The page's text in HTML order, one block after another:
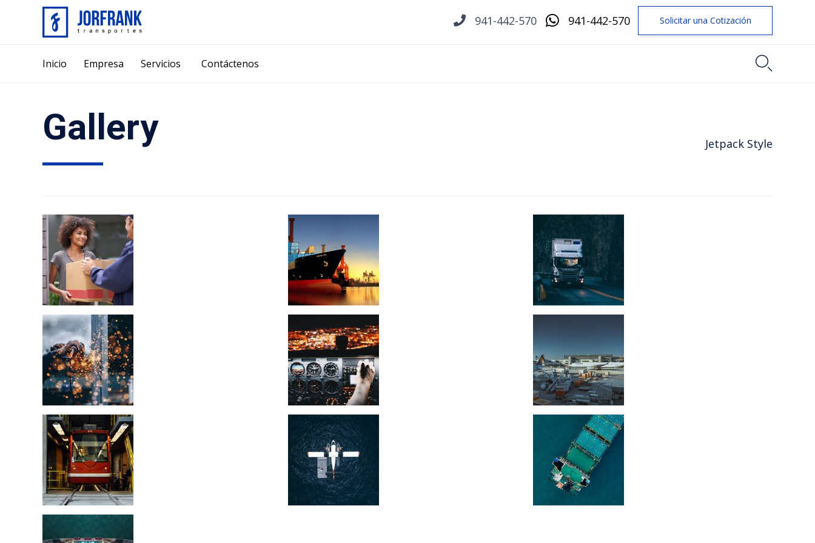
941-442-570 941-442-570 Solicitar una Cotización
Inicio Empresa Servicios Contáctenos 
Gallery Jetpack Style